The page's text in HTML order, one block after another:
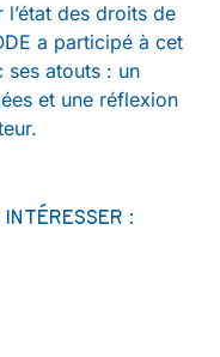
des droits de
a participé à cet
ses atouts : un
et une réflexion
: